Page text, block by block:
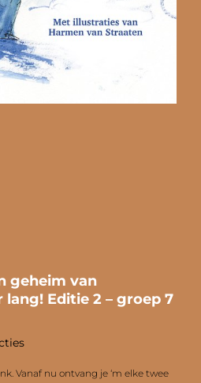
geheim van
Editie 2 – groep 7
Vanaf nu ontvang je ‘m elke twee